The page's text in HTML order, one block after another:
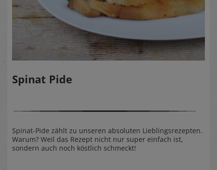
Spinat Pide
Spinat-Pide zählt zu unseren absoluten Lieblingsrezepten.
Warum? Weil das Rezept nicht nur super einfach ist,
sondern auch noch köstlich schmeckt!